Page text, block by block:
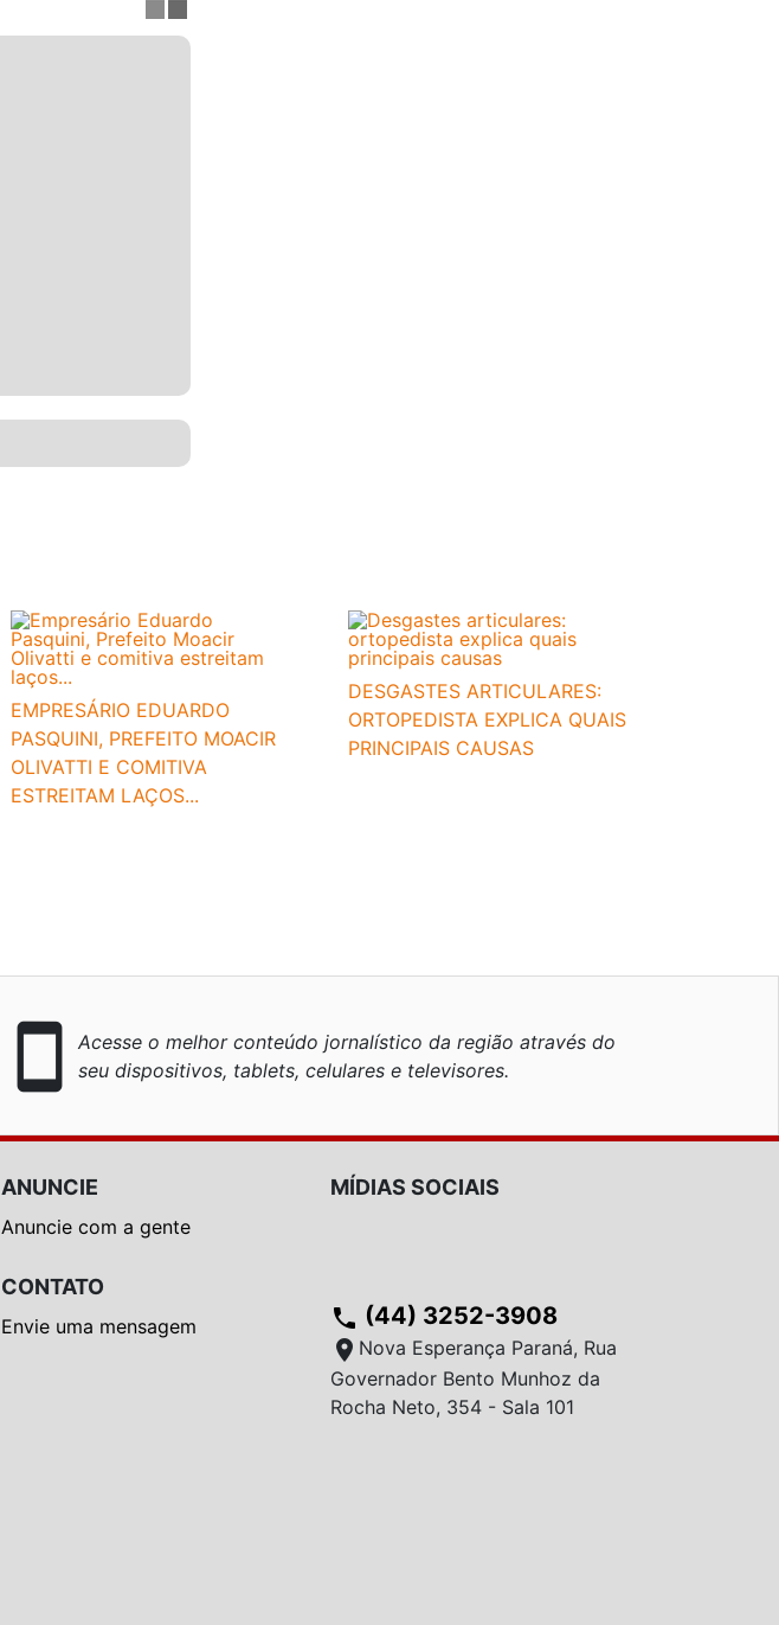
EMPRESÁRIO EDUARDO
PASQUINI, PREFEITO MOACIR
OLIVATTI E COMITIVA
ESTREITAM LAÇOS...
DESGASTES ARTICULARES:
ORTOPEDISTA EXPLICA QUAIS
PRINCIPAIS CAUSAS
smartphone
Acesse o melhor conteúdo jornalístico da região através do
seu dispositivos, tablets, celulares e televisores.
ANUNCIE
Anuncie com a gente
CONTATO
Envie uma mensagem
MÍDIAS SOCIAIS
phone (44) 3252-3908
location_on Nova Esperança Paraná, Rua
Governador Bento Munhoz da
Rocha Neto, 354 - Sala 101